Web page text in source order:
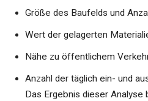
Größe des Baufelds und
Wert der gelagerten
Nähe zu öffentlichem
Anzahl der täglich ein- und
Das Ergebnis dieser